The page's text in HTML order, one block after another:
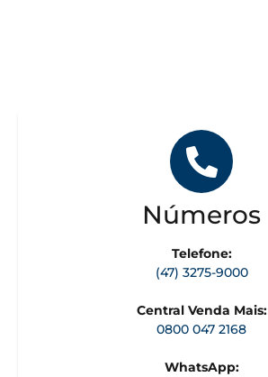
Números
Telefone:
(47) 3275-9000
Central Venda Mais:
0800 047 2168
WhatsApp: